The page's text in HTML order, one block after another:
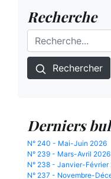
Recherche
Rechercher
Derniers
N° 240 - Mai-Juin 2026
N° 239 - Mars-Avril 2026
N° 238 - Janvier-Février
N° 237 - Novembre-